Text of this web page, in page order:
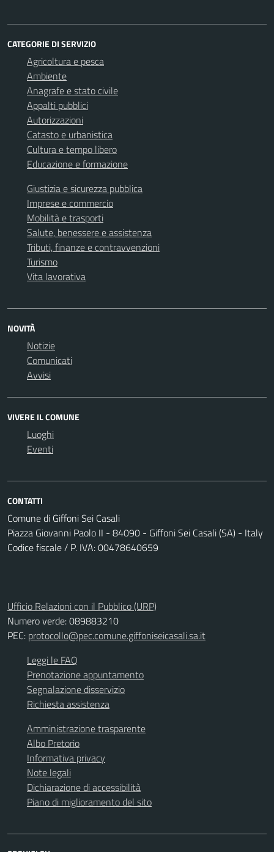
CATEGORIE DI SERVIZIO
Agricoltura e pesca
Ambiente
Anagrafe e stato civile
Appalti pubblici
Autorizzazioni
Catasto e urbanistica
Cultura e tempo libero
Educazione e formazione
Giustizia e sicurezza pubblica
Imprese e commercio
Mobilità e trasporti
Salute, benessere e assistenza
Tributi, finanze e contravvenzioni
Turismo
Vita lavorativa
NOVITÀ
Notizie
Comunicati
Avvisi
VIVERE IL COMUNE
Luoghi
Eventi
CONTATTI
Comune di Giffoni Sei Casali
Piazza Giovanni Paolo II - 84090 - Giffoni Sei Casali (SA) - Italy
Codice fiscale / P. IVA: 00478640659
Ufficio Relazioni con il Pubblico (URP)
Numero verde: 089883210
PEC: protocollo@pec.comune.giffoniseicasali.sa.it
Leggi le FAQ
Prenotazione appuntamento
Segnalazione disservizio
Richiesta assistenza
Amministrazione trasparente
Albo Pretorio
Informativa privacy
Note legali
Dichiarazione di accessibilità
Piano di miglioramento del sito